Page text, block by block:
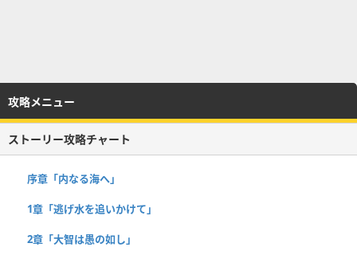
攻略メニュー
ストーリー攻略チャート
序章「内なる海へ」
1章「逃げ水を追いかけて」
2章「大智は愚の如し」